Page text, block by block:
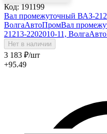
Код: 191199
Вал промежуточный ВАЗ-
ВолгаАвтоПромВал
21213-2202010-11,
Нет в наличии
3 183 ₽/шт
+95.49